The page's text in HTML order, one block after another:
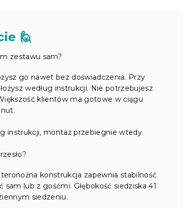
🙋
zestawu sam?
go nawet bez doświadczenia. Przy
według instrukcji. Nie potrzebujesz
klientów ma gotowe w ciągu
instrukcji, montaż przebiegnie wtedy
konstrukcja zapewnia stabilność
lub z gośćmi. Głębokość siedziska 41
siedzeniu.